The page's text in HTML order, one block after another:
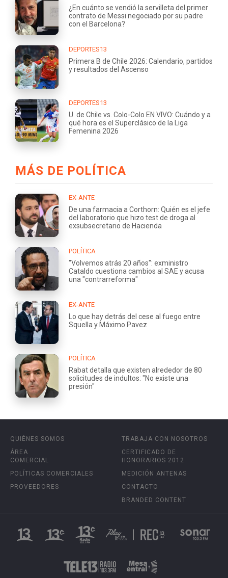
¿En cuánto se vendió la servilleta del primer
contrato de Messi negociado por su padre
con el Barcelona?
DEPORTES13
Primera B de Chile 2026: Calendario, partidos
y resultados del Ascenso
DEPORTES13
U. de Chile vs. Colo-Colo EN VIVO: Cuándo y a
qué hora es el Superclásico de la Liga
Femenina 2026
MÁS DE POLÍTICA
EX-ANTE
De una farmacia a Corthorn: Quién es el jefe
del laboratorio que hizo test de droga al
exsubsecretario de Hacienda
POLÍTICA
"Volvemos atrás 20 años": exministro
Cataldo cuestiona cambios al SAE y acusa
una "contrarreforma"
EX-ANTE
Lo que hay detrás del cese al fuego entre
Squella y Máximo Pavez
POLÍTICA
Rabat detalla que existen alrededor de 80
solicitudes de indultos: "No existe una
presión"
QUIÉNES SOMOS
ÁREA
COMERCIAL
POLÍTICAS COMERCIALES
PROVEEDORES
TRABAJA CON NOSOTROS
CERTIFICADO DE
HONORARIOS 2012
MEDICIÓN ANTENAS
CONTACTO
BRANDED CONTENT